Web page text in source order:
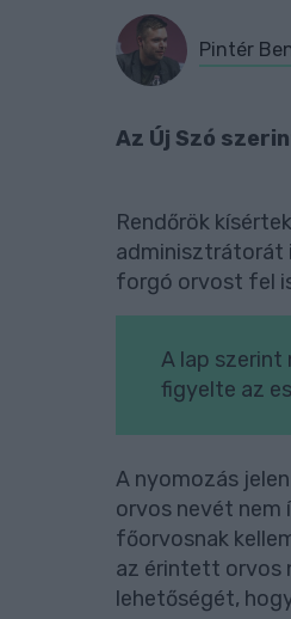
Pintér
Az Új Szó
Rendőrök
adminisztrátorát
forgó orvost fel
A lap szerint
figyelte az
A nyomozás
orvos nevét nem
főorvosnak
az érintett orvos
lehetőségét,